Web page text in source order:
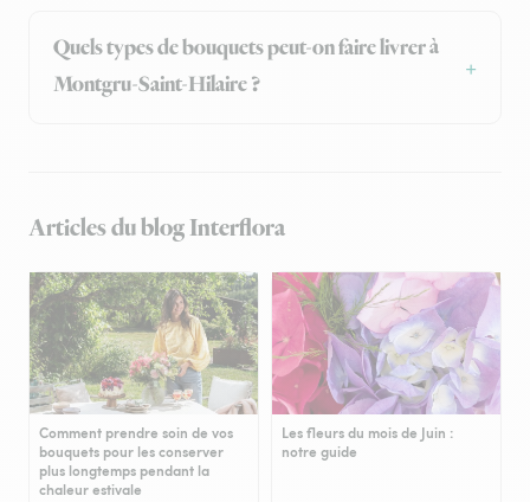
Quels types de bouquets peut-on faire livrer à
Montgru-Saint-Hilaire ?
Articles du blog Interflora
Comment prendre soin de vos
bouquets pour les conserver
plus longtemps pendant la
chaleur estivale
Les fleurs du mois de Juin :
notre guide